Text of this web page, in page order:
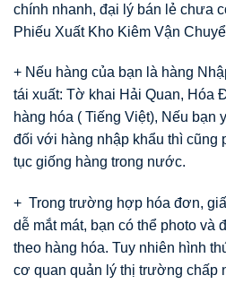
chính nhanh, đại lý bán lẻ chưa
Phiếu Xuất Kho Kiêm Vận
+ Nếu hàng của bạn là hàng
tái xuất: Tờ khai Hải Quan, Hóa
hàng hóa ( Tiếng Việt), Nếu bạn
đối với hàng nhập khẩu thì cũng
tục giống hàng trong nước.
+ Trong trường hợp hóa đơn,
dễ mắt mát, bạn có thể photo và
theo hàng hóa. Tuy nhiên hình
cơ quan quản lý thị trường chấp